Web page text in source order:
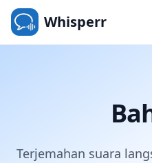
Whisperr
Terjemahan suara